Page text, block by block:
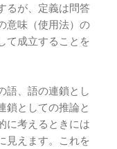
るが、定義は問答
意味（使用法）の
て成立することを
語、語の連鎖とし
鎖としての推論と
に考えるときには
見えます。これを